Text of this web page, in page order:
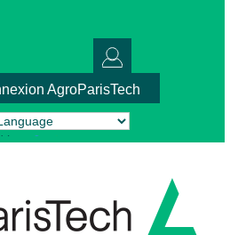
AgroParisTech
by Translate